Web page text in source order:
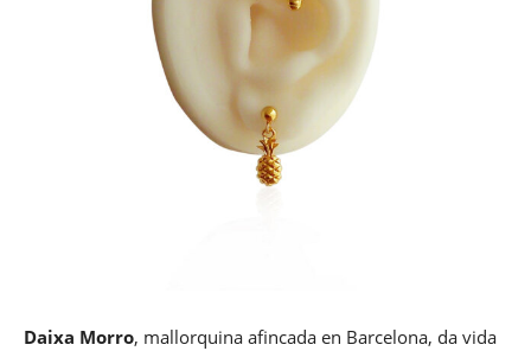
Daixa Morro, mallorquina afincada en Barcelona, da vida